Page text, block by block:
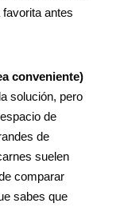
antes
conveniente)
solución, pero
de
de
suelen
comparar
sabes que